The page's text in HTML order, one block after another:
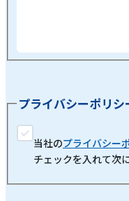
プライバシーポリ
当社のプライバシー
チェックを入れて次